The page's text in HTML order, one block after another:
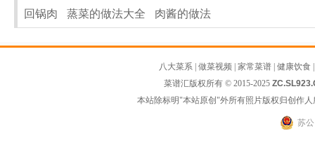
回锅肉
蒸菜的做法大全 肉酱的做法
八大菜系 做菜视频 家常菜谱 健康饮食
菜谱汇版权所有 © 2015-2025
本站除标明"本站原创"外所有照片版权归创作
苏公